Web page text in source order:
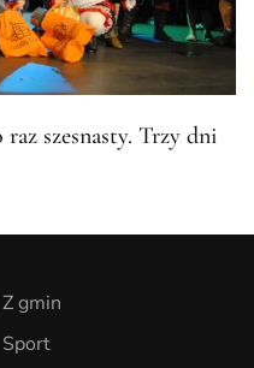
raz szesnasty. Trzy dni
Z gmin
Sport